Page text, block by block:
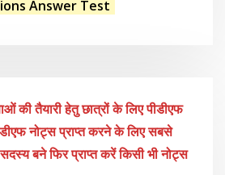
Answer Test
की तैयारी हेतु छात्रों के लिए पीडीएफ
नोट्स प्राप्त करने के लिए सबसे
सदस्य बने फिर प्राप्त करें किसी भी नोट्स